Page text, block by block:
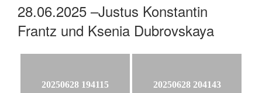
28.06.2025 –Justus Konstantin
Frantz und Ksenia Dubrovskaya
20250628 194115 20250628 204143